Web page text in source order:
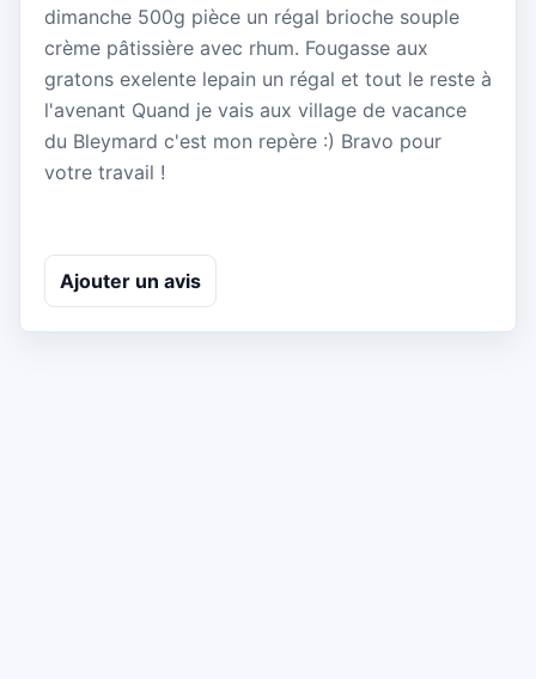
dimanche 500g pièce un régal brioche souple
crème pâtissière avec rhum. Fougasse aux
gratons exelente lepain un régal et tout le reste à
l'avenant Quand je vais aux village de vacance
du Bleymard c'est mon repère :) Bravo pour
votre travail !
Ajouter un avis